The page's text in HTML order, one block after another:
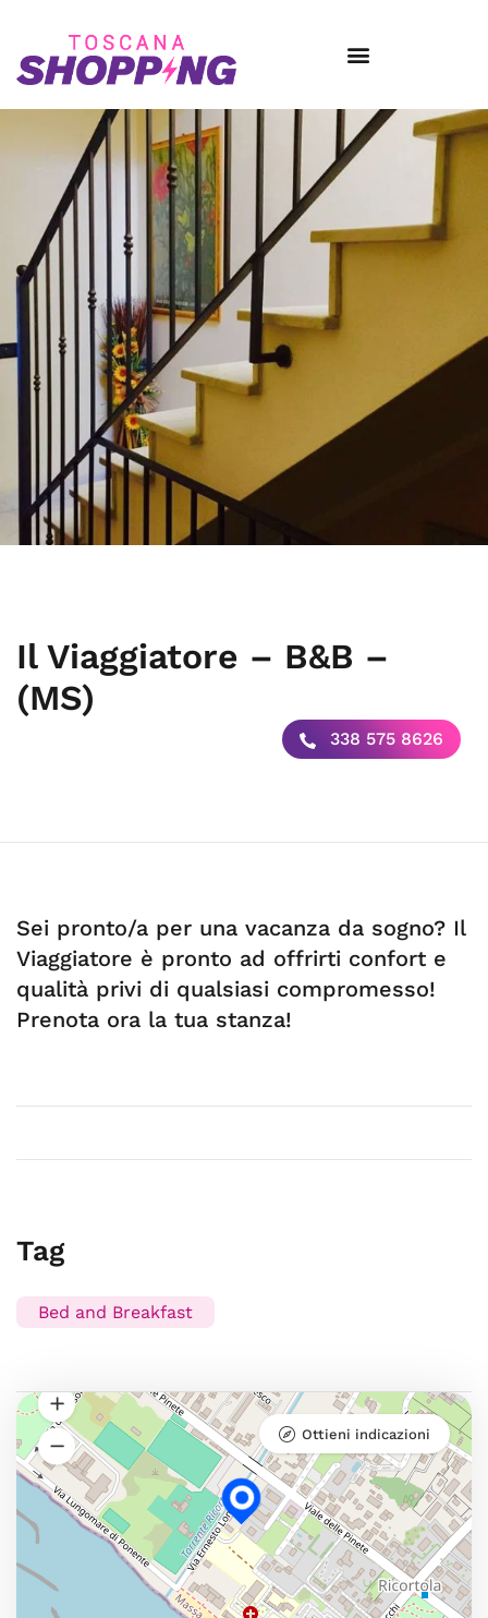
Il Viaggiatore – B&B –
(MS)
338 575 8626
Sei pronto/a per una vacanza da sogno? Il
Viaggiatore è pronto ad offrirti confort e
qualità privi di qualsiasi compromesso!
Prenota ora la tua stanza!
Tag
Bed and Breakfast
Ottieni indicazioni